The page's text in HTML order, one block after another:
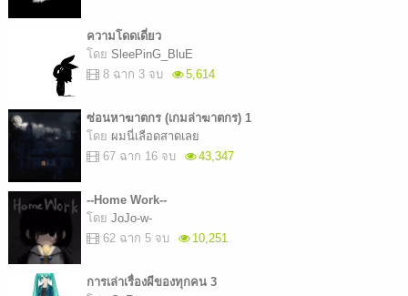
ความโดดเดี่ยว
โดย SleePinG_BluE
8 ฉาก 3 จบ
5,614
ซ่อนหาฆาตกร (เกมล่าฆาตกร) 1
โดย ผมนี่เลือดสาดเลย
67 ฉาก 16 จบ
43,347
--Home Work--
โดย JoJo-w-
62 ฉาก 5 จบ
10,251
การเล่าเรื่องผีของทุกคน 3